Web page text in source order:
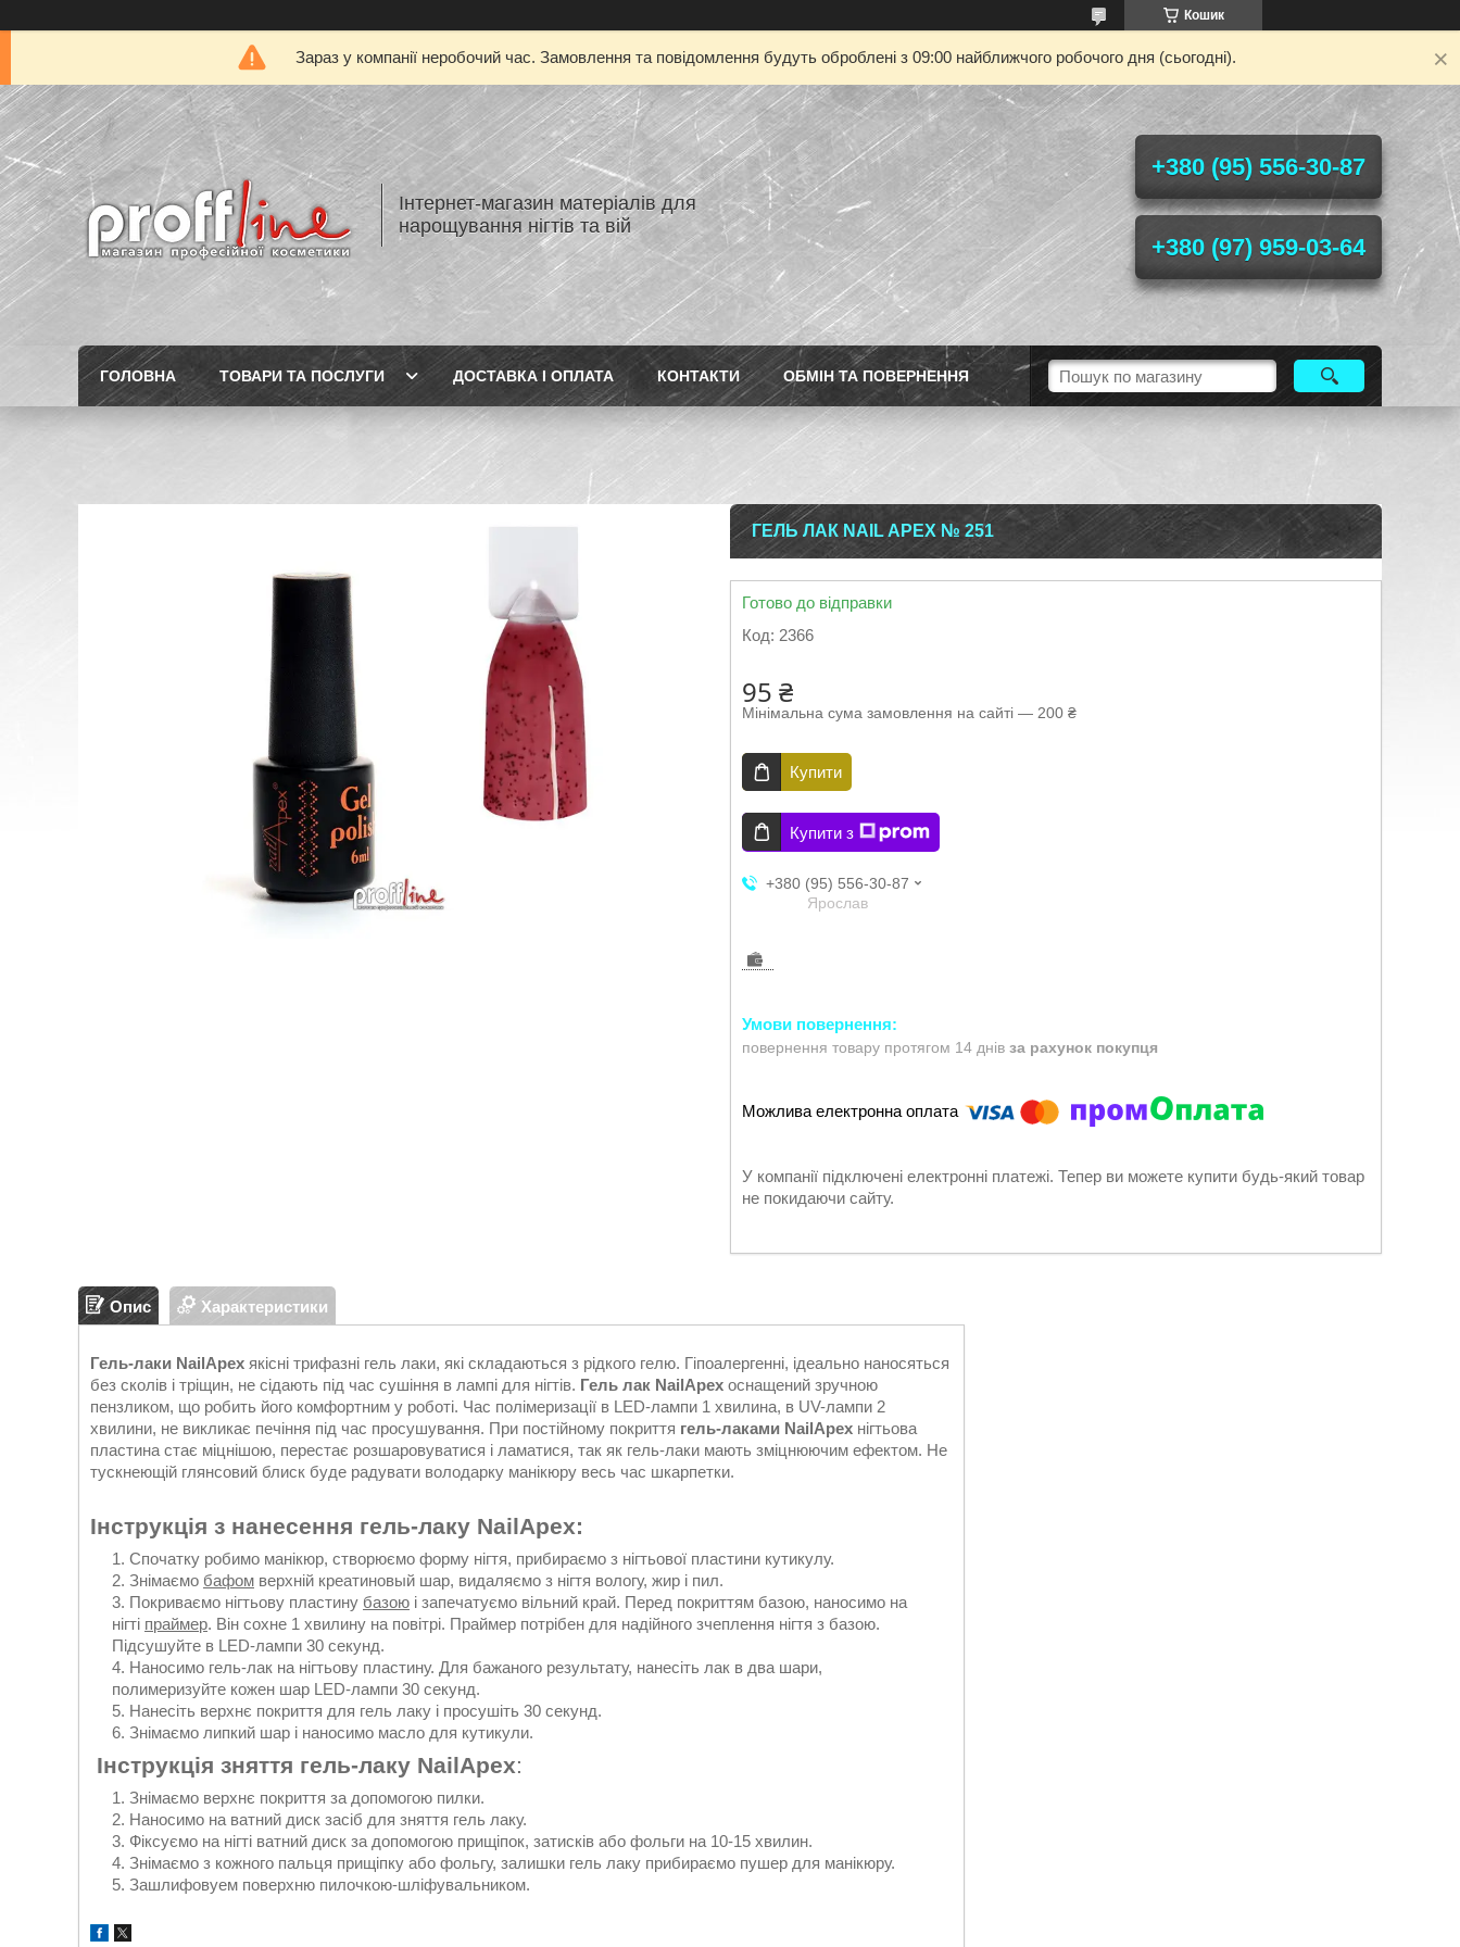
Кошик
Зараз у компанії неробочий час. Замовлення та повідомлення будуть оброблені з 09:00 найближчого робочого дня (сьогодні).
Інтернет-магазин матеріалів для
нарощування нігтів та вій
+380 (95) 556-30-87
+380 (97) 959-03-64
ГОЛОВНА ТОВАРИ ТА ПОСЛУГИ ДОСТАВКА І ОПЛАТА КОНТАКТИ ОБМІН ТА ПОВЕРНЕННЯ
ГЕЛЬ ЛАК NAIL APEX № 251
Готово до відправки
Код: 2366
95 ₴
Мінімальна сума замовлення на сайті — 200 ₴
Купити
Купити з
+380 (95) 556-30-87
Ярослав
повернення товару протягом 14 днів за рахунок покупця
У компанії підключені електронні платежі. Тепер ви можете купити будь-який товар
не покидаючи сайту.
Опис Характеристики
Гель-лаки NailApex якісні трифазні гель лаки, які складаються з рідкого гелю. Гіпоалергенні, ідеально наносяться
без сколів і тріщин, не сідають під час сушіння в лампі для нігтів. Гель лак NailApex оснащений зручною
пензликом, що робить його комфортним у роботі. Час полімеризації в LED-лампи 1 хвилина, в UV-лампи 2
хвилини, не викликає печіння під час просушування. При постійному покриття гель-лаками NailApex нігтьова
пластина стає міцнішою, перестає розшаровуватися і ламатися, так як гель-лаки мають зміцнюючим ефектом. Не
тускнеющій глянсовий блиск буде радувати володарку манікюру весь час шкарпетки.
Інструкція з нанесення гель-лаку NailApex:
Спочатку робимо манікюр, створюємо форму нігтя, прибираємо з нігтьової пластини кутикулу.
Знімаємо бафом верхній креатиновый шар, видаляємо з нігтя вологу, жир і пил.
Покриваємо нігтьову пластину базою і запечатуємо вільний край. Перед покриттям базою, наносимо на
нігті праймер. Він сохне 1 хвилину на повітрі. Праймер потрібен для надійного зчеплення нігтя з базою.
Підсушуйте в LED-лампи 30 секунд.
Наносимо гель-лак на нігтьову пластину. Для бажаного результату, нанесіть лак в два шари,
полимеризуйте кожен шар LED-лампи 30 секунд.
Нанесіть верхнє покриття для гель лаку і просушіть 30 секунд.
Знімаємо липкий шар і наносимо масло для кутикули.
Інструкція зняття гель-лаку NailApex:
Знімаємо верхнє покриття за допомогою пилки.
Наносимо на ватний диск засіб для зняття гель лаку.
Фіксуємо на нігті ватний диск за допомогою прищіпок, затисків або фольги на 10-15 хвилин.
Знімаємо з кожного пальця прищіпку або фольгу, залишки гель лаку прибираємо пушер для манікюру.
Зашлифовуем поверхню пилочкою-шліфувальником.